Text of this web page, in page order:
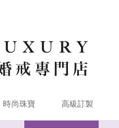
時尚珠寶 高級訂製